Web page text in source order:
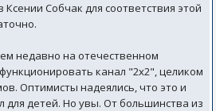
Собчак для соответствия этой
недавно на отечественном
канал "2х2", целиком
Оптимисты надеялись, что это и
для детей. Но увы. От большинства из